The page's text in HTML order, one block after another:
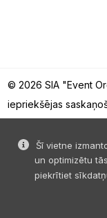
Šī vietne
un optimizētu
piekrītiet
© 2026 SIA "Event
iepriekšējas